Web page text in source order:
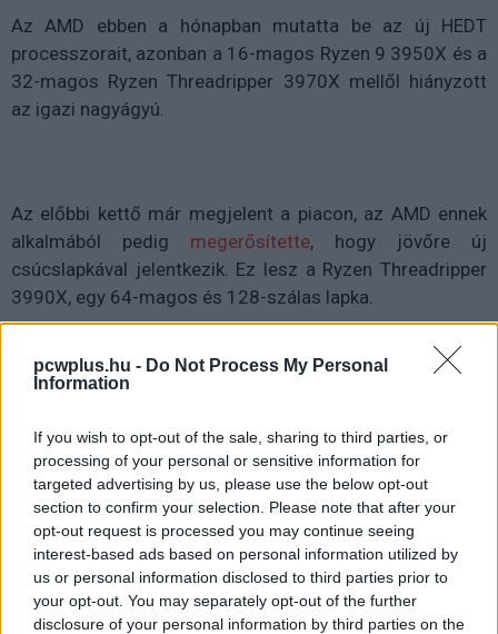
pcwplus.hu - Do Not Process My Personal
Information
If you wish to opt-out of the sale, sharing to third parties, or
processing of your personal or sensitive information for
targeted advertising by us, please use the below opt-out
section to confirm your selection. Please note that after your
opt-out request is processed you may continue seeing
interest-based ads based on personal information utilized by
us or personal information disclosed to third parties prior to
your opt-out. You may separately opt-out of the further
disclosure of your personal information by third parties on the
Az AMD ebben a hónapban mutatta be az új HEDT
processzorait, azonban a 16-magos Ryzen 9 3950X és a
32-magos Ryzen Threadripper 3970X mellől hiányzott
az igazi nagyágyú.
Az előbbi kettő már megjelent a piacon, az AMD ennek
alkalmából pedig megerősítette, hogy jövőre új
csúcslapkával jelentkezik. Ez lesz a Ryzen Threadripper
3990X, egy 64-magos és 128-szálas lapka.